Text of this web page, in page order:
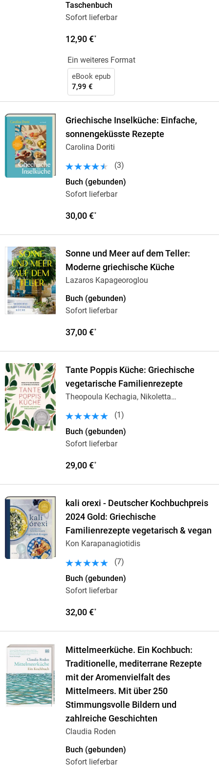
Taschenbuch
Sofort lieferbar
12,90 €*
Ein weiteres Format
eBook epub
7,99 €
Griechische Inselküche: Einfache,
sonnengeküsste Rezepte
Carolina Doriti
(3)
Buch (gebunden)
Sofort lieferbar
30,00 €*
Sonne und Meer auf dem Teller:
Moderne griechische Küche
Lazaros Kapageoroglou
Buch (gebunden)
Sofort lieferbar
37,00 €*
Tante Poppis Küche: Griechische
vegetarische Familienrezepte
Theopoula Kechagia, Nikoletta
(1 )
Buch (gebunden)
Sofort lieferbar
29,00 €*
kali orexi - Deutscher Kochbuchpreis
2024 Gold: Griechische
Familienrezepte vegetarisch & vegan
Kon Karapanagiotidis
(7)
Buch (gebunden)
Sofort lieferbar
32,00 €*
Mittelmeerküche. Ein Kochbuch:
Traditionelle, mediterrane Rezepte
mit der Aromenvielfalt des
Mittelmeers. Mit über 250
Stimmungsvolle Bildern und
zahlreiche Geschichten
Claudia Roden
Buch (gebunden)
Sofort lieferbar